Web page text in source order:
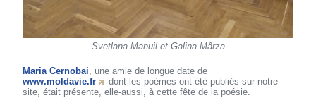
Svetlana Manuil et Galina Mârza
Maria Cernobai , une amie de longue date de
www.moldavie.fr
dont les poèmes ont été publiés sur notre
site, était présente, elle-aussi, à cette fête de la poésie.